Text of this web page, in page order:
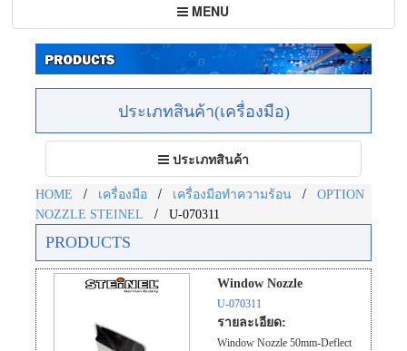
Toggle
navigation
MENU
ประเภทสินค้า(เครื่องมือ)
Toggle
navigation
ประเภทสินค้า
HOME / เครื่องมือ / เครื่องมือทำความร้อน /
OPTION
NOZZLE STEINEL
/ U-070311
PRODUCTS
Window Nozzle
U-070311
รายละเอียด:
Window Nozzle 50mm-Deflect